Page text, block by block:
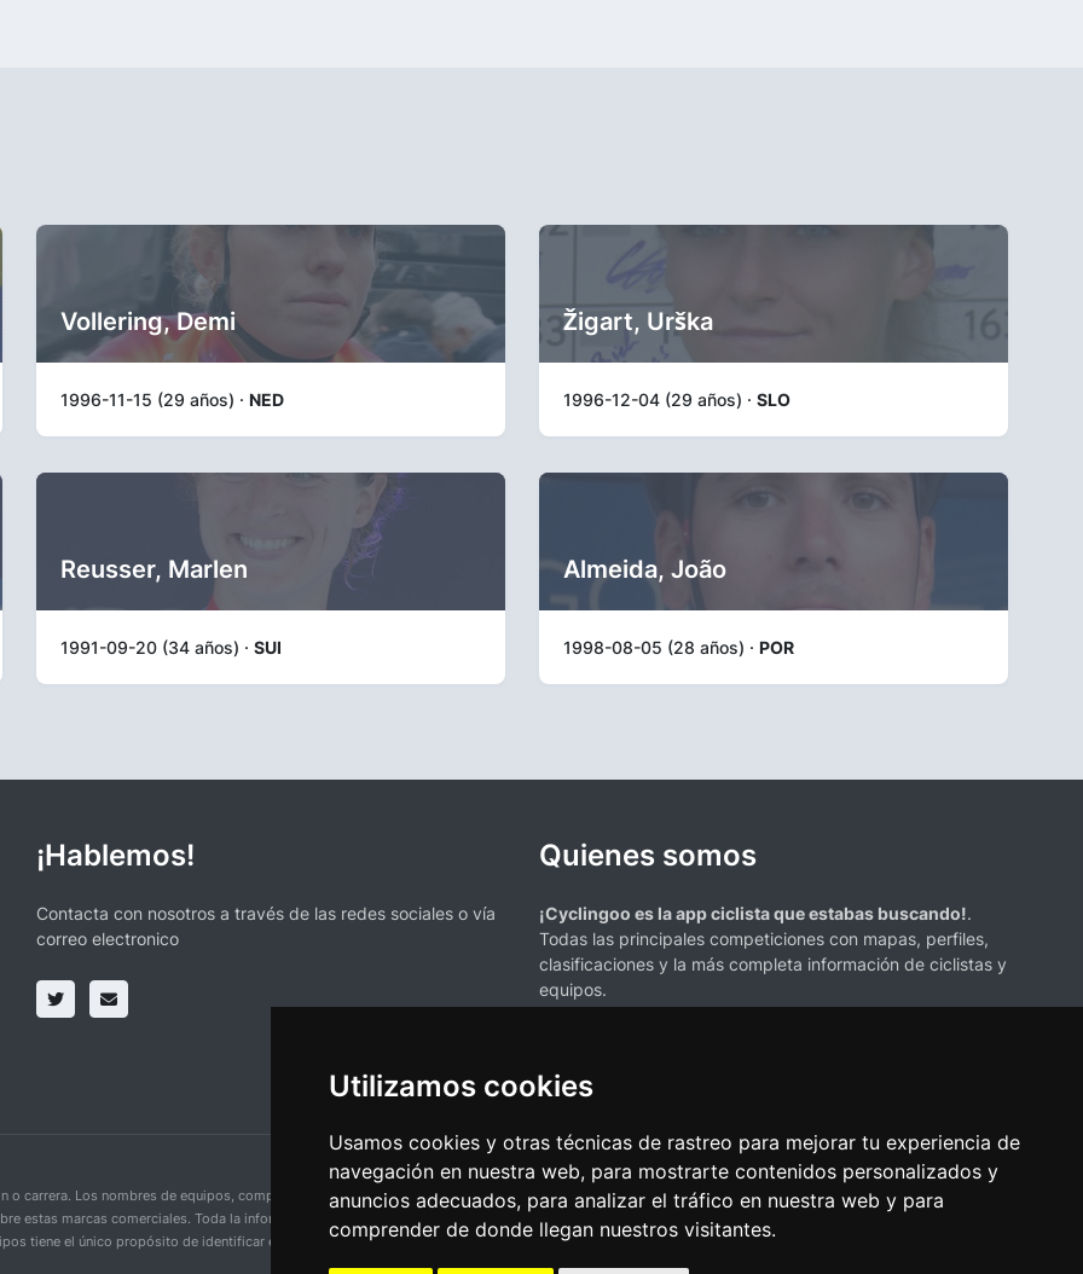
Utilizamos cookies
Usamos cookies y otras técnicas de rastreo para mejorar tu experiencia de
navegación en nuestra web, para mostrarte contenidos personalizados y
anuncios adecuados, para analizar el tráfico en nuestra web y para
comprender de donde llegan nuestros visitantes.
Vollering, Demi
1996-11-15 (29 años) · NED
Žigart, Urška
1996-12-04 (29 años) · SLO
Reusser, Marlen
1991-09-20 (34 años) · SUI
Almeida, João
1998-08-05 (28 años) · POR
¡Hablemos!
Contacta con nosotros a través de las redes sociales o vía
correo electronico
Quienes somos
¡Cyclingoo es la app ciclista que estabas buscando!.
Todas las principales competiciones con mapas, perfiles,
clasificaciones y la más completa información de ciclistas y
equipos.
carrera. Los nombres de equipos, competiciones, marcas comerciales y logotipos mencionados en esta página de resultados de ciclismo son propiedad de
estas marcas comerciales. Toda la información proporcionada en esta página se presenta únicamente con fines informativos y para la conveniencia de
tiene el único propósito de identificar equipos y competiciones y no implica asociación o respaldo. Todos los derechos de las marcas comerciales